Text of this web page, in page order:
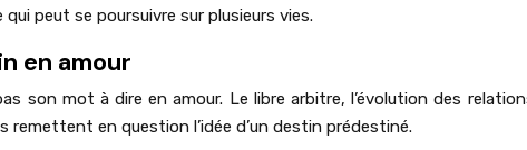
peut se poursuivre sur plusieurs vies.
en amour
son mot à dire en amour. Le libre arbitre, l’évolution des
en question l’idée d’un destin prédestiné.